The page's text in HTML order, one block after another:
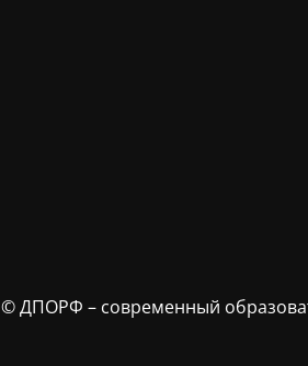
© ДПОРФ – современный